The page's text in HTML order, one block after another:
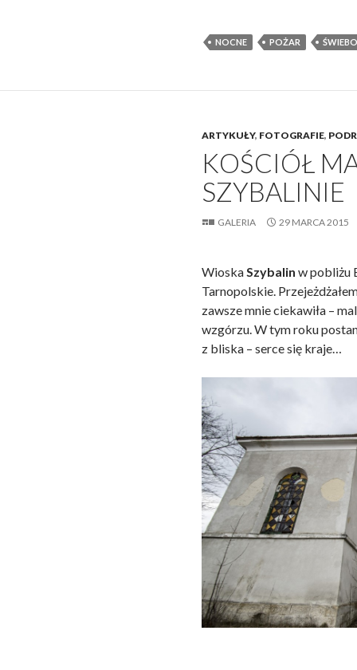
NOCNE POŻAR
ARTYKUŁY, FOTOGRAFIE,
KOŚCIÓŁ
SZYBALINIE
GALERIA 29 MARCA 2015
WioskaSzybalin w pobliżu
Tarnopolskie.
zawsze mnie ciekawiła –
wzgórzu. W tym roku
z bliska – serce się kraje…